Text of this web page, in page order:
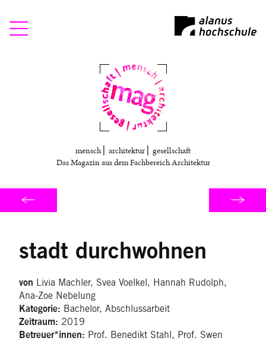
Mag
mensch ⎜ architektur ⎜ gesellschaft
Das Magazin aus dem Fachbereich Architektur
stadt durchwohnen
von Livia Machler, Svea Voelkel, Hannah Rudolph,
Ana-Zoe Nebelung
Kategorie: Bachelor, Abschlussarbeit
Zeitraum: 2019
Betreuer*innen: Prof. Benedikt Stahl, Prof. Swen